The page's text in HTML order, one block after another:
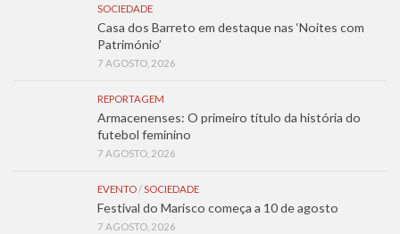
SOCIEDADE
Casa dos Barreto em destaque nas ‘Noites com
Património’
7 AGOSTO, 2026
REPORTAGEM
Armacenenses: O primeiro título da história do
futebol feminino
7 AGOSTO, 2026
EVENTO/SOCIEDADE
Festival do Marisco começa a 10 de agosto
7 AGOSTO, 2026